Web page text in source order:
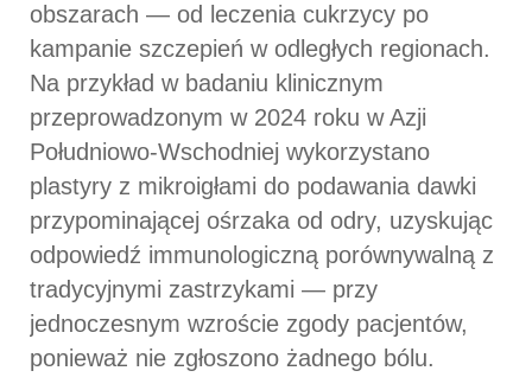
obszarach — od leczenia cukrzycy po
kampanie szczepień w odległych regionach.
Na przykład w badaniu klinicznym
przeprowadzonym w 2024 roku w Azji
Południowo-Wschodniej wykorzystano
plastyry z mikroigłami do podawania dawki
przypominającej ośrzaka od odry, uzyskując
odpowiedź immunologiczną porównywalną z
tradycyjnymi zastrzykami — przy
jednoczesnym wzroście zgody pacjentów,
ponieważ nie zgłoszono żadnego bólu.